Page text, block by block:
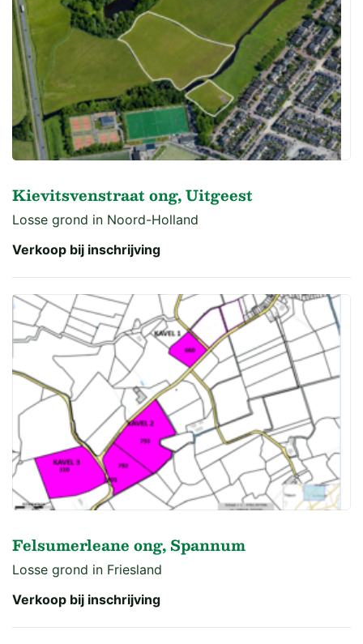
Kievitsvenstraat ong, Uitgeest
Losse grond in Noord-Holland
Verkoop bij inschrijving
Felsumerleane ong, Spannum
Losse grond in Friesland
Verkoop bij inschrijving